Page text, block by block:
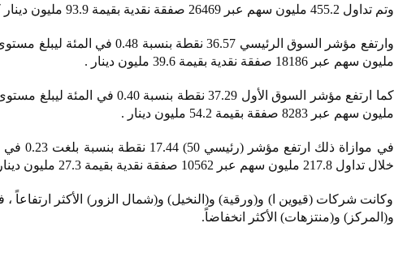
وتم تداول 455.2 مليون سهم عبر 26469 صفقة نقدية بقيمة 93.9 مليون دينار كويتي .
مليون سهم عبر 18186 صفقة نقدية بقيمة 39.6 مليون دينار .
مليون سهم عبر 8283 صفقة بقيمة 54.2 مليون دينار .
خلال تداول 217.8 مليون سهم عبر 10562 صفقة نقدية بقيمة 27.3 مليون دينار .
وكانت شركات (قيوين ا) و(ورقية) و(النخيل) و(شمال الزور) الأكثر ارتفاعاً
و(المركز) و(منتزهات) الأكثر انخفاضاً.